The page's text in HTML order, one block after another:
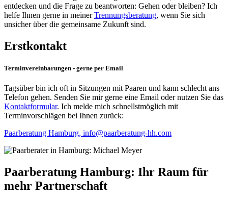
entdecken und die Frage zu beantworten: Gehen oder bleiben? Ich
helfe Ihnen gerne in meinerTrennungsberatung, wenn Sie sich
unsicher über die gemeinsame Zukunft sind.
Erstkontakt
Terminvereinbarungen - gerne per Email
Tagsüber bin ich oft in Sitzungen mit Paaren und kann schlecht ans
Telefon gehen. Senden Sie mir gerne eine Email oder nutzen Sie das
Kontaktformular. Ich melde mich schnellstmöglich mit
Terminvorschlägen bei Ihnen zurück:
Paarberatung Hamburg, info@paarberatung-hh.com
Paarberatung Hamburg: Ihr Raum für
mehr Partnerschaft